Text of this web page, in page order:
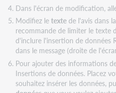
Dans l'écran de modification,
Modifiez le textede l'avis dans
recommande de limiter le texte
d'inclure l'insertion de données
dans le message (droite de
Pour ajouter des informations
Insertions de données. Placez
souhaitez insérer les données,